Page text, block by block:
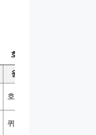
호주 최근 10경기
원정
호주
퀴라소